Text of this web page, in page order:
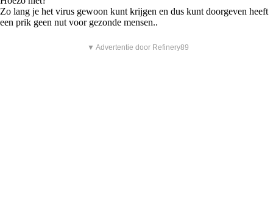
Zo lang je het virus gewoon kunt krijgen en dus kunt doorgeven heeft
een prik geen nut voor gezonde mensen..
▼ Advertentie door Refinery89